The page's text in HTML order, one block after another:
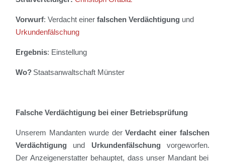
Vorwurf: Verdacht einerfalschen Verdächtigung und
Urkundenfälschung
Ergebnis: Einstellung
Wo? Staatsanwaltschaft Münster
Falsche Verdächtigung bei einer Betriebsprüfung
Unserem Mandanten wurde derVerdacht einer falschen
Verdächtigung und Urkundenfälschung vorgeworfen.
Der Anzeigenerstatter behauptet, dass unser Mandant bei